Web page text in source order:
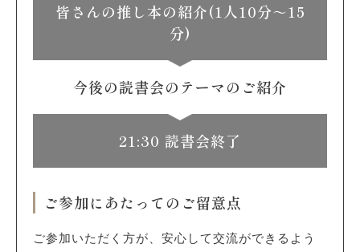
皆さんの推し本の紹介(1人10分～15
分)
今後の読書会のテーマのご紹介
21:30 読書会終了
ご参加にあたってのご留意点
ご参加いただく方が、安心して交流ができるよう